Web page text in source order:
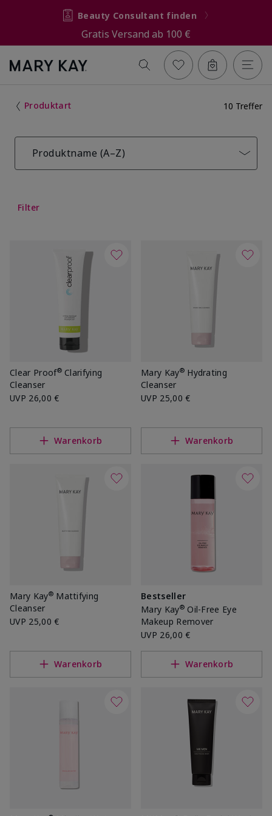
Beauty Consultant finden
Gratis Versand ab 100 €
Produktart 10 Treffer
Produktname (A–Z)
Filter
Clear Proof®Clarifying
Cleanser
UVP 26,00 €
Warenkorb
Mary Kay®Hydrating
Cleanser
UVP 25,00 €
Warenkorb
Mary Kay®Mattifying
Cleanser
UVP 25,00 €
Warenkorb
Bestseller
Mary Kay®Oil-Free Eye
Makeup Remover
UVP 26,00 €
Warenkorb